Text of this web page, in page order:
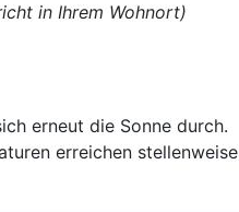
in Ihrem Wohnort)
erneut die Sonne durch.
erreichen stellenweise